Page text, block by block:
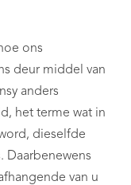
ons
deur middel van
anders
het terme wat in
dieselfde
Daarbenewens
van u